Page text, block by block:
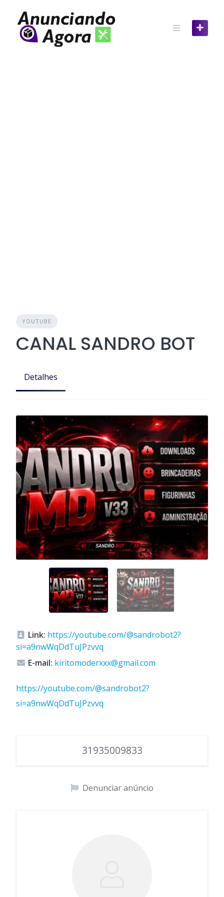
YOUTUBE
CANAL SANDRO BOT
Detalhes
Link: https://youtube.com/@sandrobot2?
si=a9nwWqDdTuJPzvvq
E-mail: kiritomoderxxx@gmail.com
https://youtube.com/@sandrobot2?
si=a9nwWqDdTuJPzvvq
31935009833
Denunciar anúncio